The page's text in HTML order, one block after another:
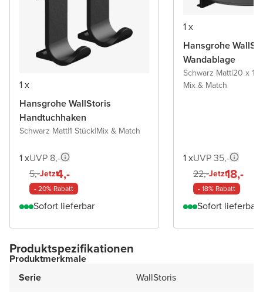
1 x
Hansgrohe WallStoris
Handtuchhaken
Schwarz Matt|1 Stück|Mix & Match
1 xUVP 8,-
5,-Jetzt4,-
- 20% Rabatt
Sofort lieferbar
1 x
Hansgrohe
Wandablage
Schwarz Matt|20 x 17
Mix & Match
1 xUVP 35,-
22,-Jetzt18,-
- 18% Rabatt
Sofort lieferbar
Produktspezifikationen
Produktmerkmale
Serie
WallStoris